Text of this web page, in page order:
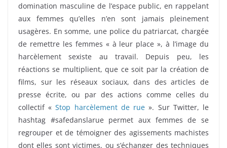
domination masculine de l’espace public, en rappelant
aux femmes qu’elles n’en sont jamais pleinement
usagères. En somme, une police du patriarcat, chargée
de remettre les femmes « à leur place », à l’image du
harcèlement sexiste au travail. Depuis peu, les
réactions se multiplient, que ce soit par la création de
films, sur les réseaux sociaux, dans des articles de
presse écrite, ou par des actions comme celles du
collectif «Stop harcèlement de rue ». Sur Twitter, le
hashtag #safedanslarue permet aux femmes de se
regrouper et de témoigner des agissements machistes
dont elles sont victimes, ou s’échanger des techniques